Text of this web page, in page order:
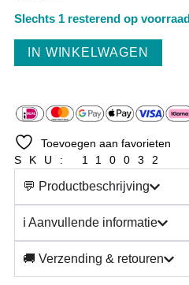
Slechts 1 resterend op voorraad
IN WINKELWAGEN
Toevoegen aan favorieten
SKU: 110032
💬 Productbeschrijving
ℹ️ Aanvullende informatie
🚚 Verzending & retouren